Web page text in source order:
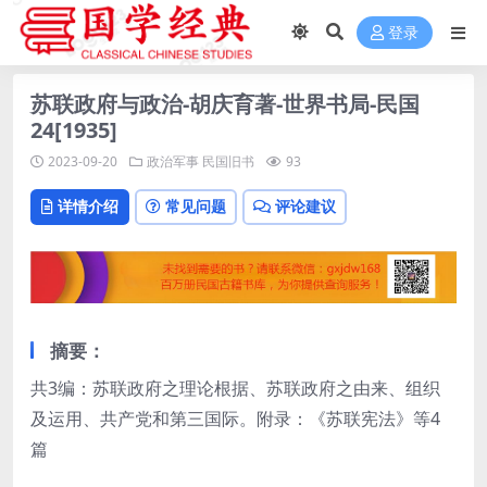
登录
苏联政府与政治-胡庆育著-世界书局-民国
24[1935]
2023-09-20 政治军事 民国旧书 93
详情介绍 常见问题 评论建议
摘要：
共3编：苏联政府之理论根据、苏联政府之由来、组织
及运用、共产党和第三国际。附录：《苏联宪法》等4
篇